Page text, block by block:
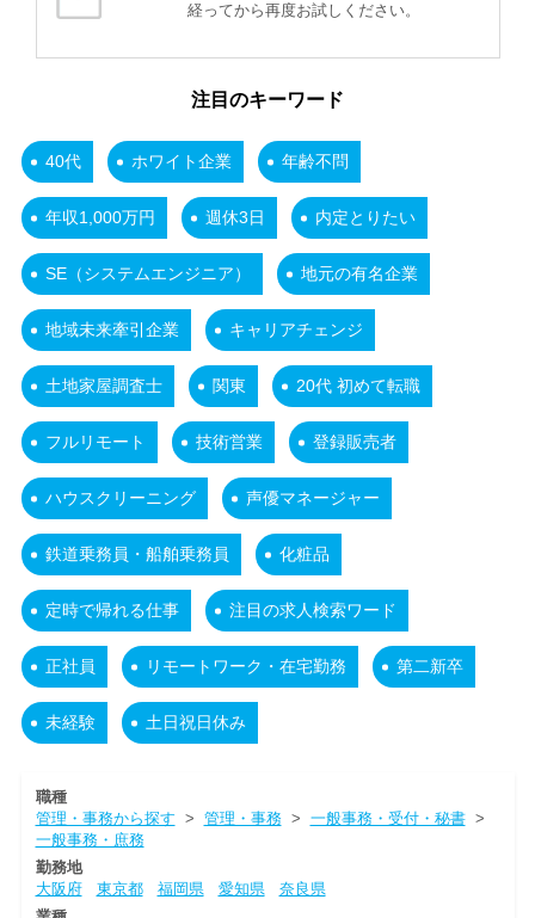
経ってから再度お試しください。
注目のキーワード
40代 ホワイト企業 年齢不問
年収1,000万円 週休3日 内定とりたい
SE（システムエンジニア） 地元の有名企業
地域未来牽引企業 キャリアチェンジ
土地家屋調査士 関東 20代 初めて転職
フルリモート 技術営業 登録販売者
ハウスクリーニング 声優マネージャー
鉄道乗務員・船舶乗務員 化粧品
定時で帰れる仕事 注目の求人検索ワード
正社員 リモートワーク・在宅勤務 第二新卒
未経験 土日祝日休み
職種
管理・事務から探す > 管理・事務> 一般事務・受付・秘書>
一般事務・庶務
勤務地
大阪府
東京都 福岡県 愛知県
奈良県